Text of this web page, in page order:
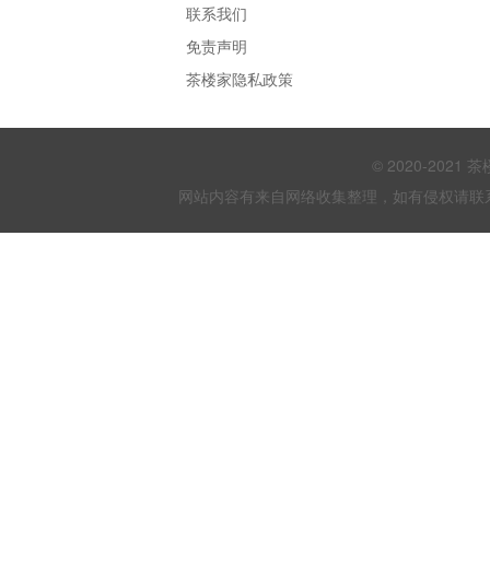
联系我们
免责声明
茶楼家隐私政策
© 2020-2021 茶
网站内容有来自网络收集整理，如有侵权请